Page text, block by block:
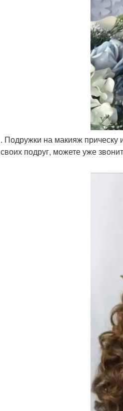
. Подружки на макияж прическу
своих подруг, можете уже